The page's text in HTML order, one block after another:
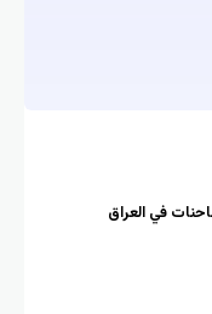
في العراق